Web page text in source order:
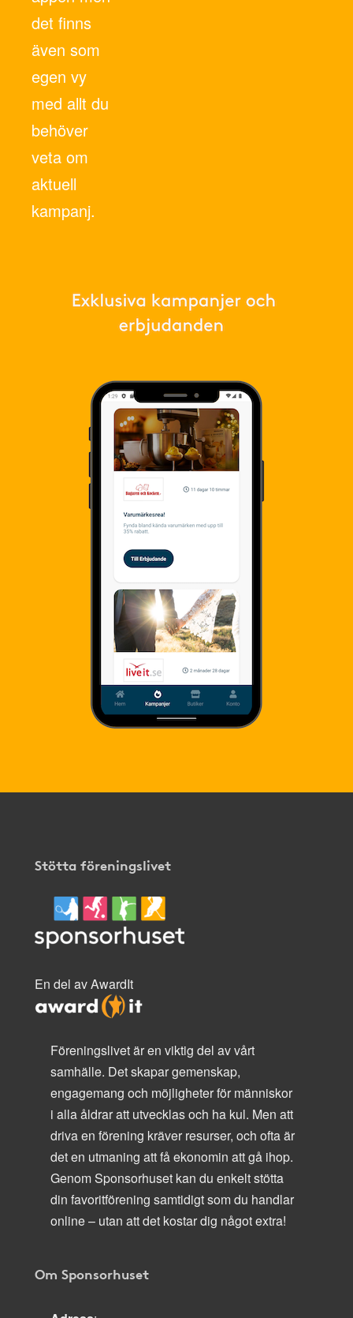
det finns
även som
egen vy
med allt du
behöver
veta om
aktuell
kampanj.
Stötta föreningslivet
En del av AwardIt
Föreningslivet är en viktig del av vårt
samhälle. Det skapar gemenskap,
engagemang och möjligheter för människor
i alla åldrar att utvecklas och ha kul. Men att
driva en förening kräver resurser, och ofta är
det en utmaning att få ekonomin att gå ihop.
Genom Sponsorhuset kan du enkelt stötta
din favoritförening samtidigt som du handlar
online – utan att det kostar dig något extra!
Om Sponsorhuset